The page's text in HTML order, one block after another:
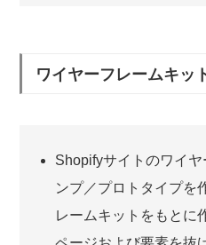
ワイヤーフレームキッ
Shopifyサイトのワイ
ンプ／プロトタイプを
レームキットをもとに